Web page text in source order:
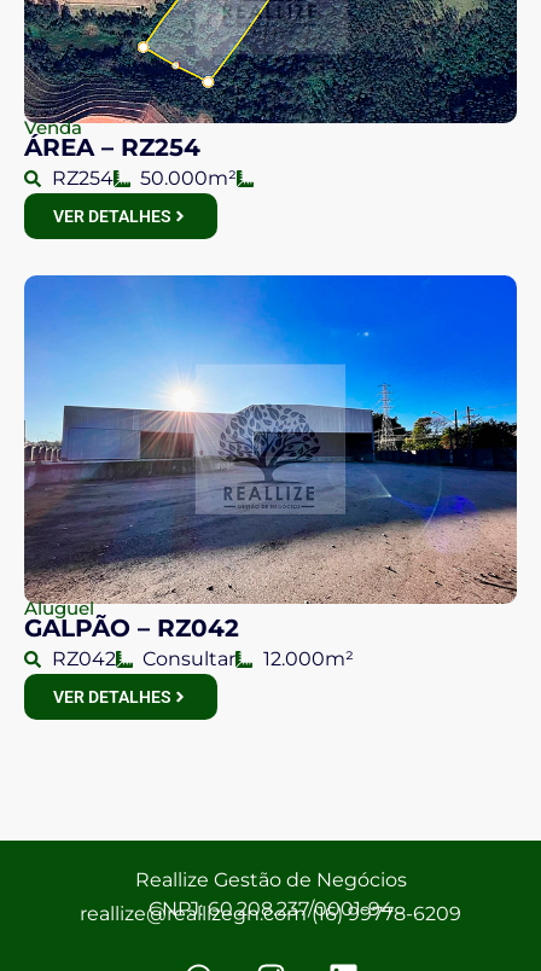
Venda
ÁREA – RZ254
RZ254 50.000m²
VER DETALHES
Aluguel
GALPÃO – RZ042
RZ042 Consultar 12.000m²
VER DETALHES
Reallize Gestão de Negócios
CNPJ: 60.208.237/0001-94
reallize@reallizegn.com (16) 99778-6209